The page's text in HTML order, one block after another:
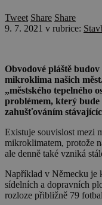
Tweet Share Share
9. 7. 2021 v rubrice:
Obvodové pláště
mikroklima našich
„městského tepelného
problémem, který bude
zahušťováním
Existuje souvislost mezi
mikroklimatem, protože
ale denně také vzniká
Například v Německu je
sídelních a dopravních
rozloze přibližně 79